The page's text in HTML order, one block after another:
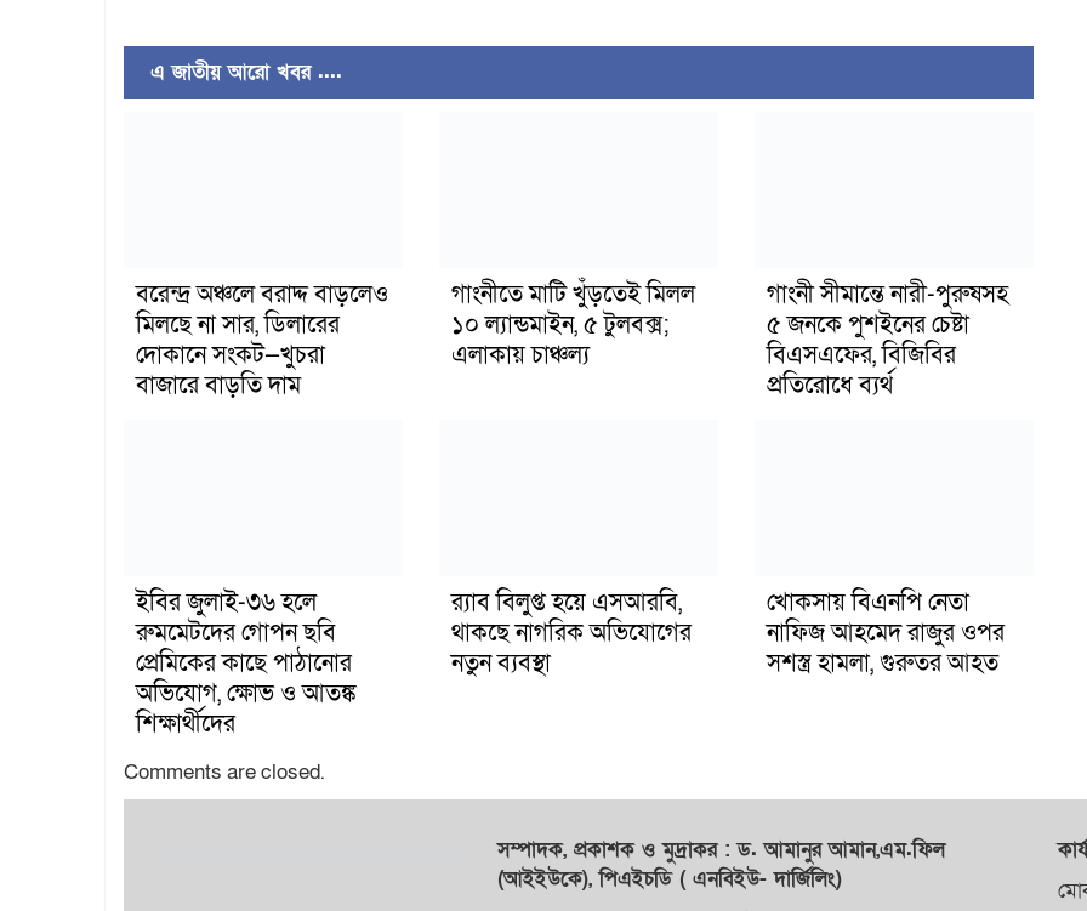
এ জাতীয় আরো খবর ....
বরেন্দ্র অঞ্চলে বরাদ্দ বাড়লেও
মিলছে না সার, ডিলারের
দোকানে সংকট—খুচরা
বাজারে বাড়তি দাম
গাংনীতে মাটি খুঁড়তেই মিলল
১০ ল্যান্ডমাইন, ৫ টুলবক্স;
এলাকায় চাঞ্চল্য
গাংনী সীমান্তে নারী-পুরুষসহ
৫ জনকে পুশইনের চেষ্টা
বিএসএফের, বিজিবির
প্রতিরোধে ব্যর্থ
ইবির জুলাই-৩৬ হলে
রুমমেটদের গোপন ছবি
প্রেমিকের কাছে পাঠানোর
অভিযোগ, ক্ষোভ ও আতঙ্ক
শিক্ষার্থীদের
র‍্যাব বিলুপ্ত হয়ে এসআরবি,
থাকছে নাগরিক অভিযোগের
নতুন ব্যবস্থা
খোকসায় বিএনপি নেতা
নাফিজ আহমেদ রাজুর ওপর
সশস্ত্র হামলা, গুরুতর আহত
Comments are closed.
সম্পাদক, প্রকাশকওমুদ্রাকর: ড. আমানুর আমান,এম.ফিল
(আইইউকে), পিএইচডি ( এনবিইউ- দার্জিলিং)